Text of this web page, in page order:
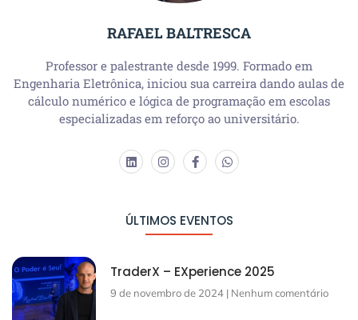
RAFAEL BALTRESCA
Professor e palestrante desde 1999. Formado em
Engenharia Eletrônica, iniciou sua carreira dando aulas de
cálculo numérico e lógica de programação em escolas
especializadas em reforço ao universitário.
ÚLTIMOS EVENTOS
TraderX – EXperience 2025
9 de novembro de 2024 Nenhum comentário